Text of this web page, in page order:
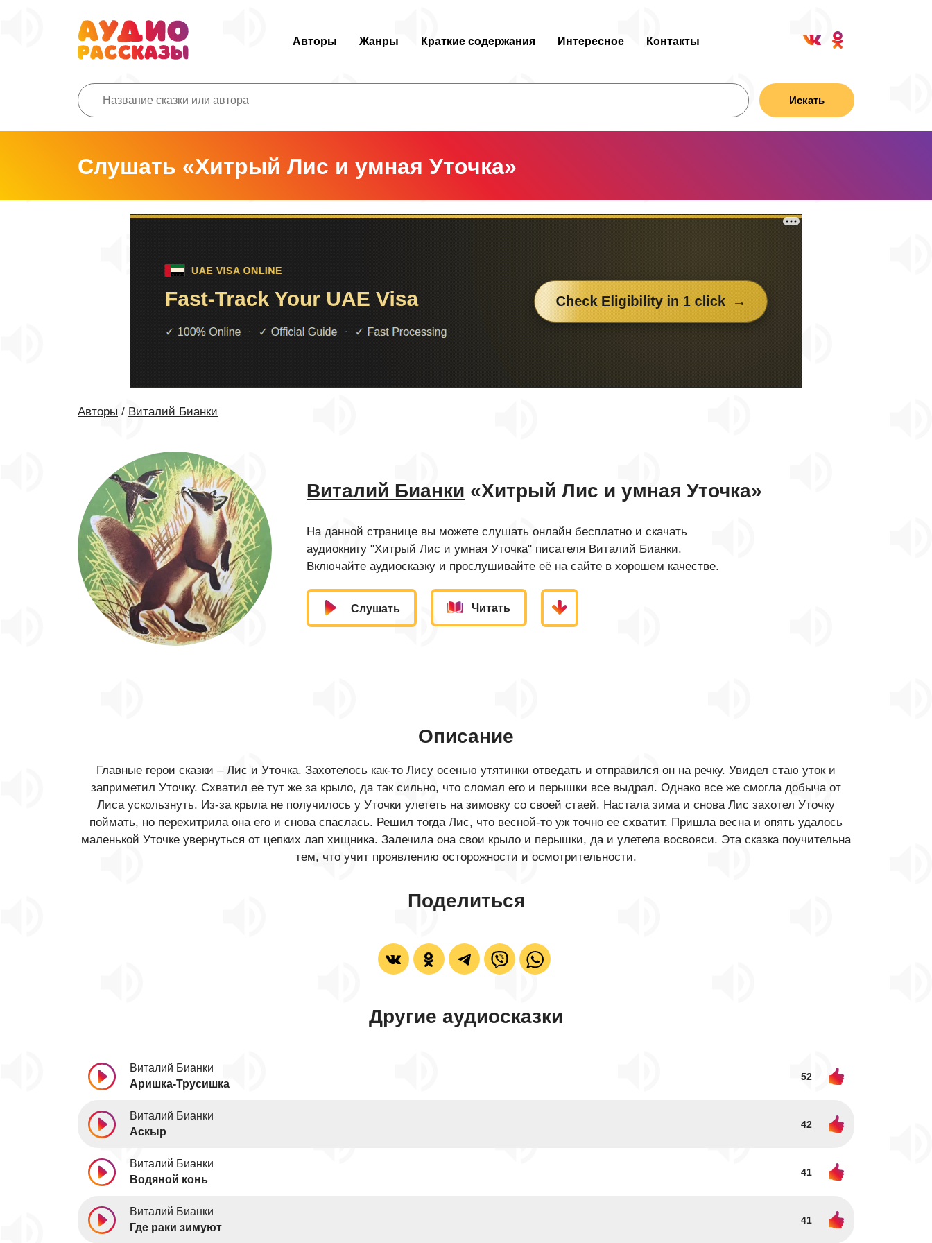
Авторы Жанры Краткие содержания Интересное Контакты
Искать
Слушать «Хитрый Лис и умная Уточка»
Авторы / Виталий Бианки
Виталий Бианки «Хитрый Лис и умная Уточка»
На данной странице вы можете слушать онлайн бесплатно и скачать
аудиокнигу "Хитрый Лис и умная Уточка" писателя Виталий Бианки.
Включайте аудиосказку и прослушивайте её на сайте в хорошем качестве.
Слушать Читать
Описание
Главные герои сказки – Лис и Уточка. Захотелось как-то Лису осенью утятинки отведать и отправился он на речку. Увидел стаю уток и
заприметил Уточку. Схватил ее тут же за крыло, да так сильно, что сломал его и перышки все выдрал. Однако все же смогла добыча от
Лиса ускользнуть. Из-за крыла не получилось у Уточки улететь на зимовку со своей стаей. Настала зима и снова Лис захотел Уточку
поймать, но перехитрила она его и снова спаслась. Решил тогда Лис, что весной-то уж точно ее схватит. Пришла весна и опять удалось
маленькой Уточке увернуться от цепких лап хищника. Залечила она свои крыло и перышки, да и улетела восвояси. Эта сказка поучительна
тем, что учит проявлению осторожности и осмотрительности.
Поделиться
Другие аудиосказки
Виталий Бианки
Аришка-Трусишка
52
Виталий Бианки
Аскыр
42
Виталий Бианки
Водяной конь
41
Виталий Бианки
Где раки зимуют
41